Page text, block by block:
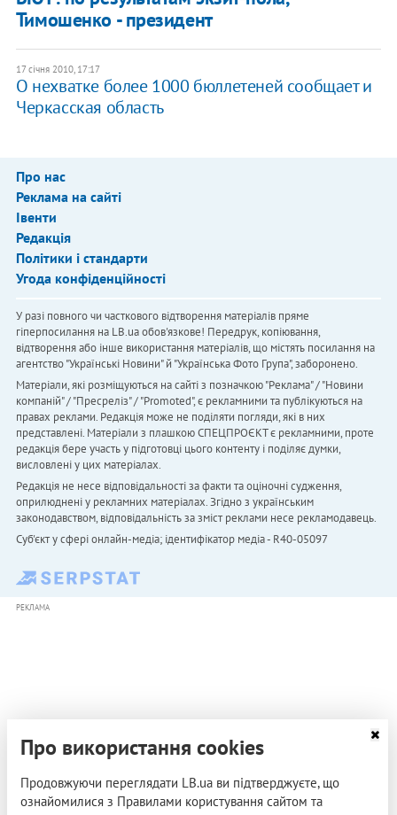
Тимошенко - президент
17 січня 2010, 17:17
О нехватке более 1000 бюллетеней сообщает и
Черкасская область
Про нас
Реклама на сайті
Івенти
Редакція
Політики і стандарти
Угода конфіденційності
У разі повного чи часткового відтворення матеріалів пряме
гіперпосилання на LB.ua обов'язкове! Передрук, копіювання,
відтворення або інше використання матеріалів, що містять посилання на
агентство "Українськi Новини" й "Українська Фото Група", заборонено.
Матеріали, які розміщуються на сайті з позначкою "Реклама" / "Новини
компаній" / "Пресреліз" / "Promoted", є рекламними та публікуються на
правах реклами. Редакція може не поділяти погляди, які в них
представлені. Матеріали з плашкою СПЕЦПРОЄКТ є рекламними, проте
редакція бере участь у підготовці цього контенту і поділяє думки,
висловлені у цих матеріалах.
Редакція не несе відповідальності за факти та оціночні судження,
оприлюднені у рекламних матеріалах. Згідно з українським
законодавством, відповідальність за зміст реклами несе рекламодавець.
Cуб'єкт у сфері онлайн-медіа; ідентифікатор медіа - R40-05097
РЕКЛАМА
Про використання cookies
Продовжуючи переглядати LB.ua ви підтверджуєте, що
ознайомилися з Правилами користування сайтом та